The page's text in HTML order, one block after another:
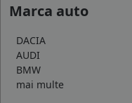
Marca auto
DACIA
AUDI
BMW
mai multe